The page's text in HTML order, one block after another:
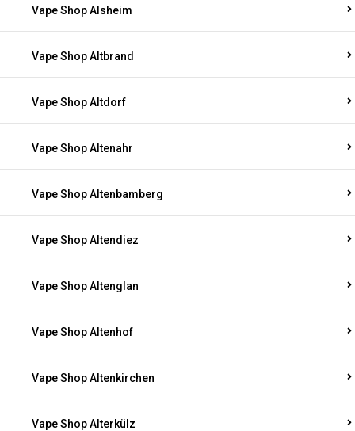
Vape Shop Alsheim
Vape Shop Altbrand
Vape Shop Altdorf
Vape Shop Altenahr
Vape Shop Altenbamberg
Vape Shop Altendiez
Vape Shop Altenglan
Vape Shop Altenhof
Vape Shop Altenkirchen
Vape Shop Alterkülz